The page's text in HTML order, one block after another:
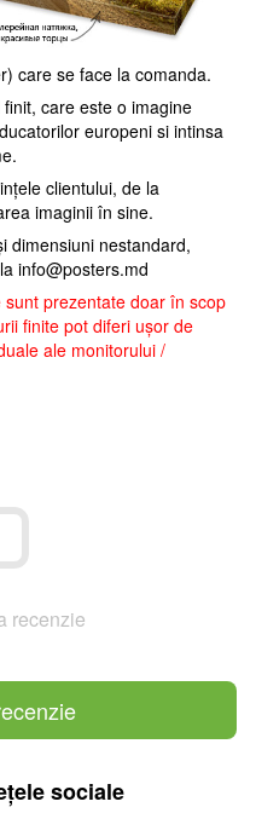
care se face la comanda.
care este o imagine
europeni si intinsa
clientului, de la
imaginii în sine.
dimensiuni nestandard,
info@posters.md
prezentate doar în scop
finite pot diferi ușor de
ale monitorului /
recenzie
sociale